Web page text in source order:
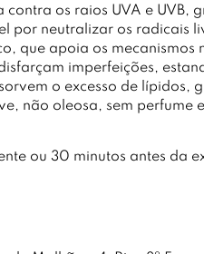
os raios UVA e UVB,
por neutralizar os radicais
que apoia os
imperfeições,
o excesso de
não oleosa, sem perfume
ou 30 minutos antes da